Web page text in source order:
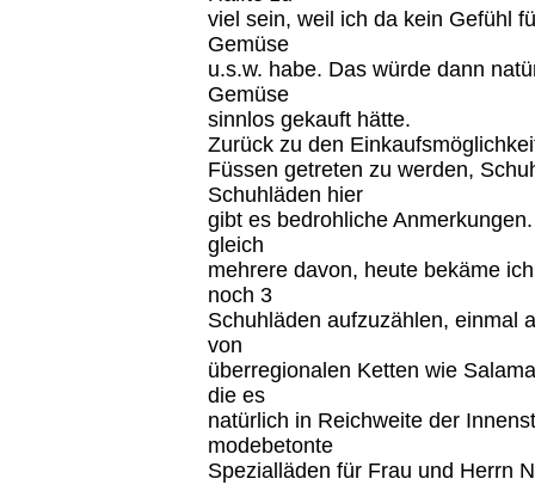
viel sein, weil ich da kein Gefühl
Gemüse
u.s.w. habe. Das würde dann
Gemüse
sinnlos gekauft hätte.
Zurück zu den
Füssen getreten zu werden,
Schuhläden hier
gibt es bedrohliche
gleich
mehrere davon, heute bekäme
noch 3
Schuhläden aufzuzählen, einmal
von
überregionalen Ketten wie
die es
natürlich in Reichweite der
modebetonte
Spezialläden für Frau und Herrn